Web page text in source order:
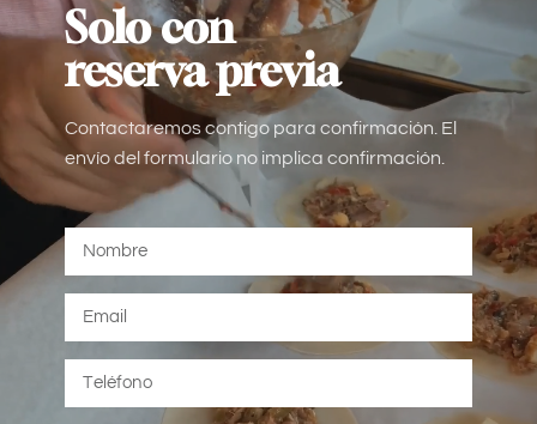
Solo con
reserva previa
Contactaremos contigo para confirmación. El
envío del formulario no implica confirmación.